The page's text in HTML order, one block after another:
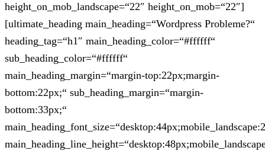
height_on_mob_landscape=“22″ height_on_mob=“22″]
[ultimate_heading main_heading=“Wordpress Probleme?“
heading_tag=“h1″ main_heading_color=“#ffffff“
sub_heading_color=“#ffffff“
main_heading_margin=“margin-top:22px;margin-
bottom:22px;“ sub_heading_margin=“margin-
bottom:33px;“